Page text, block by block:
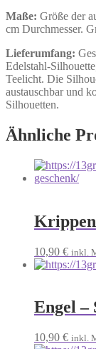
Maße: Größe der
cm Durchmesser.
Lieferumfang:
Edelstahl-
Teelicht. Die
austauschbar und
Silhouetten.
Ähnliche
10,90 € inkl.
Engel –
10,90 € inkl.